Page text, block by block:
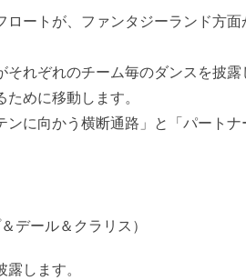
ートが、ファンタジーランド方
れぞれのチーム毎のダンスを披露
めに移動します。
に向かう横断通路」と「パート
します。